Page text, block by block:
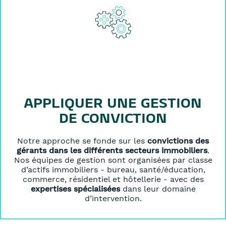
APPLIQUER UNE GESTION
DE CONVICTION
Notre approche se fonde sur les convictions des
gérants dans les différents secteurs immobiliers.
Nos équipes de gestion sont organisées par classe
d’actifs immobiliers - bureau, santé/éducation,
commerce, résidentiel et hôtellerie - avec des
expertises spécialiséesdans leur domaine
d’intervention.